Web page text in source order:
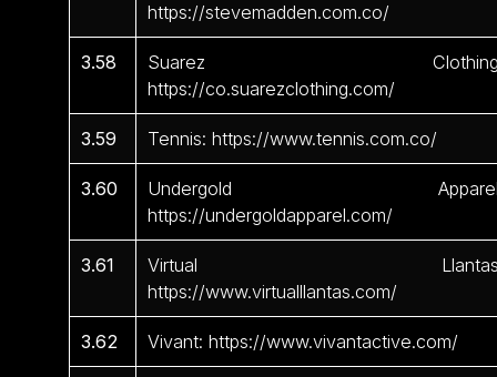
https://stevemadden.com.co/
3.58
Suarez
https://co.suarezclothing.com/
3.59 Tennis: https://www.tennis.com.co/
3.60
Undergold
https://undergoldapparel.com/
3.61
Virtual
https://www.virtualllantas.com/
3.62 Vivant: https://www.vivantactive.com/